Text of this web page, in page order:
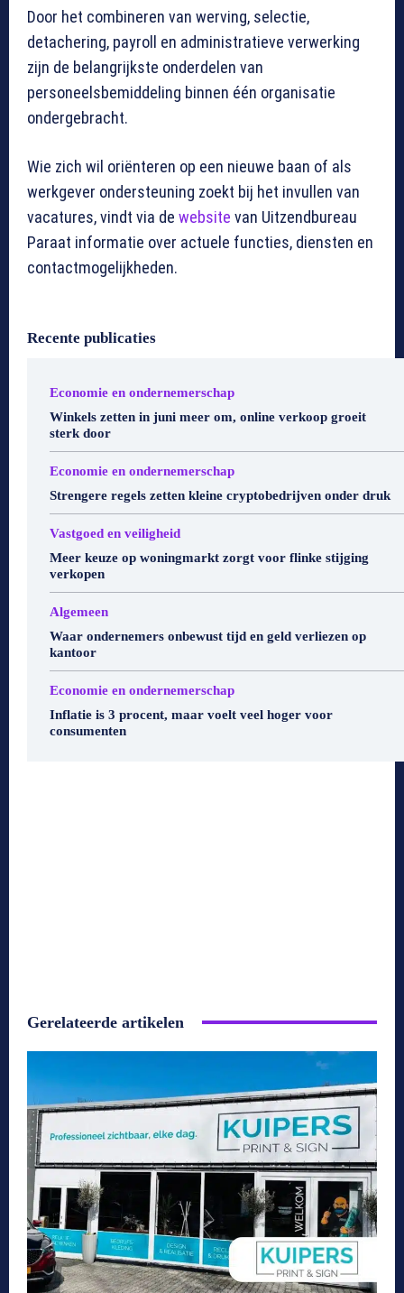
Door het combineren van werving, selectie,
detachering, payroll en administratieve verwerking
zijn de belangrijkste onderdelen van
personeelsbemiddeling binnen één organisatie
ondergebracht.
Wie zich wil oriënteren op een nieuwe baan of als
werkgever ondersteuning zoekt bij het invullen van
vacatures, vindt via de website van Uitzendbureau
Paraat informatie over actuele functies, diensten en
contactmogelijkheden.
Recente publicaties
Economie en ondernemerschap
Winkels zetten in juni meer om, online verkoop groeit
sterk door
Economie en ondernemerschap
Strengere regels zetten kleine cryptobedrijven onder druk
Vastgoed en veiligheid
Meer keuze op woningmarkt zorgt voor flinke stijging
verkopen
Algemeen
Waar ondernemers onbewust tijd en geld verliezen op
kantoor
Economie en ondernemerschap
Inflatie is 3 procent, maar voelt veel hoger voor
consumenten
Gerelateerde artikelen